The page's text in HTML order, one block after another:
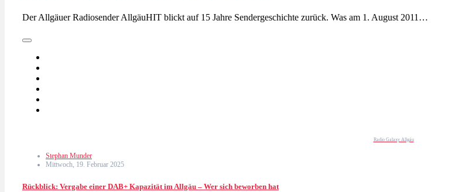
Der Allgäuer Radiosender AllgäuHIT blickt auf 15 Jahre Sendergeschichte zurück. Was am 1. August 2011…
Radio Galaxy Allgäu
Stephan Munder
Mittwoch, 19. Februar 2025
Rückblick: Vergabe einer DAB+ Kapazität im Allgäu – Wer sich beworben hat